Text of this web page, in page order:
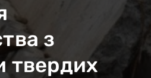
з
твердих